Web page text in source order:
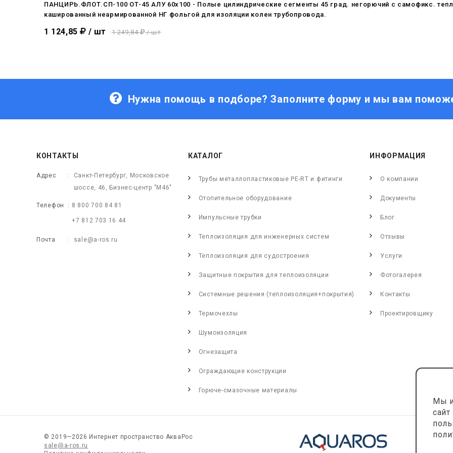
ПАНЦИРЬ.ФЛОТ.СП-100 ОТ-45 АЛУ 60x100 - Полые цилиндрические сегменты 45 град. негорючий c самофикс.
кашированный неармированной НГ фольгой для изоляции колен трубопровода.
1 124,85 / шт 1 249,84 / шт
Нужна помощь в подборе? Заполните форму и мы вам
КОНТАКТЫ
Адрес
Санкт-Петербург, Московское
шоссе, 46, Бизнес-центр "М46"
Телефон 8 800 700 84 81
+7 812 703 16 44
Почта sale@a-ros.ru
КАТАЛОГ
Трубы металлопластиковые PE-RT и фитинги
Отопительное оборудование
Импульсные трубки
Теплоизоляция для инженерных систем
Теплоизоляция для судостроения
Защитные покрытия для теплоизоляции
Системные решения (теплоизоляция+покрытия)
Термочехлы
Шумоизоляция
Огнезащита
Ограждающие конструкции
Горюче-смазочные материалы
ИНФОРМАЦИЯ
О компании
Документы
Блог
Отзывы
Услуги
Фотогалерея
Контакты
Проектировщику
© 2019—2026 Интернет пространство АкваРос
sale@a-ros.ru
Мы